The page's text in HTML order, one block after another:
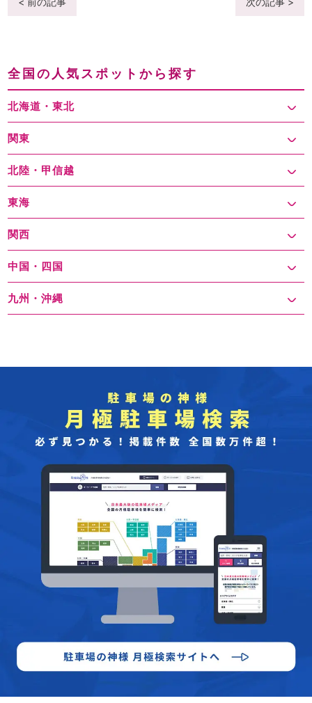
全国の人気スポットから探す
北海道・東北
関東
北陸・甲信越
東海
関西
中国・四国
九州・沖縄